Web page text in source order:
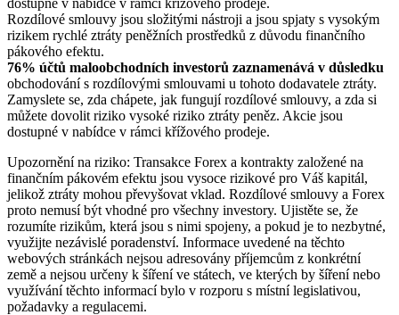
Rozdílové smlouvy jsou složitými nástroji a jsou spjaty s vysokým
rizikem rychlé ztráty peněžních prostředků z důvodu finančního
pákového efektu.
76% účtů maloobchodních investorů zaznamenává v důsledku
obchodování s rozdílovými smlouvami u tohoto dodavatele ztráty.
Zamyslete se, zda chápete, jak fungují rozdílové smlouvy, a zda si
můžete dovolit riziko vysoké riziko ztráty peněz. Akcie jsou
dostupné v nabídce v rámci křížového prodeje.
Upozornění na riziko: Transakce Forex a kontrakty založené na
finančním pákovém efektu jsou vysoce rizikové pro Váš kapitál,
jelikož ztráty mohou převyšovat vklad. Rozdílové smlouvy a Forex
proto nemusí být vhodné pro všechny investory. Ujistěte se, že
rozumíte rizikům, která jsou s nimi spojeny, a pokud je to nezbytné,
využijte nezávislé poradenství. Informace uvedené na těchto
webových stránkách nejsou adresovány příjemcům z konkrétní
země a nejsou určeny k šíření ve státech, ve kterých by šíření nebo
využívání těchto informací bylo v rozporu s místní legislativou,
požadavky a regulacemi.